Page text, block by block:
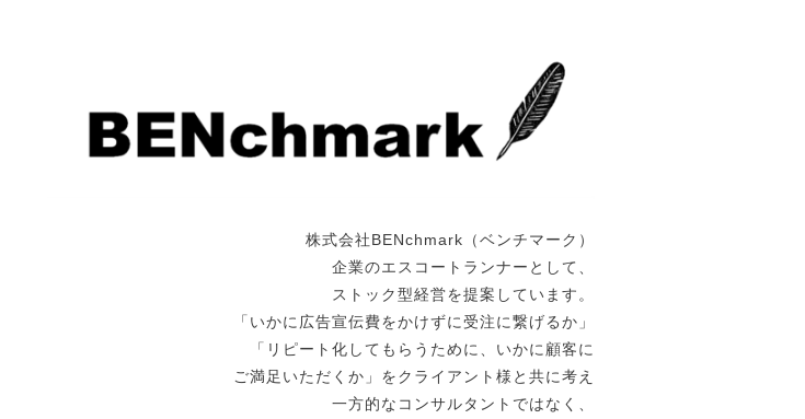
株式会社BENchmark（ベンチマーク）
企業のエスコートランナーとして、
ストック型経営を提案しています。
「いかに広告宣伝費をかけずに受注に繋げるか」
「リピート化してもらうために、いかに顧客に
ご満足いただくか」をクライアント様と共に考え
一方的なコンサルタントではなく、